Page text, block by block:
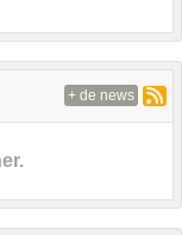
+ de news